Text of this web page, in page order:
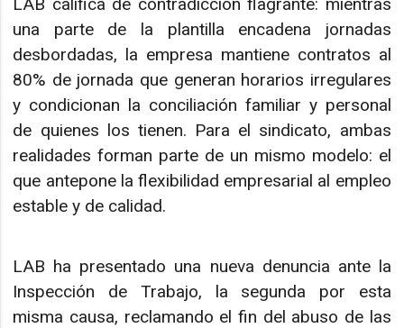
LAB califica de contradicción flagrante: mientras
una parte de la plantilla encadena jornadas
desbordadas, la empresa mantiene contratos al
80% de jornada que generan horarios irregulares
y condicionan la conciliación familiar y personal
de quienes los tienen. Para el sindicato, ambas
realidades forman parte de un mismo modelo: el
que antepone la flexibilidad empresarial al empleo
estable y de calidad.
LAB ha presentado una nueva denuncia ante la
Inspección de Trabajo, la segunda por esta
misma causa, reclamando el fin del abuso de las